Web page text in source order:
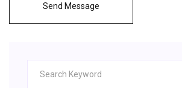
Send Message